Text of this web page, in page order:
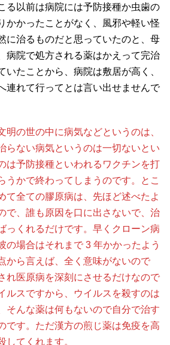
る以前は病院には予防接種か虫歯の
かかったことがなく、風邪や軽い怪
に治るものだと思っていたのと、母
病院で処方される薬はかえって完治
いたことから、病院は敷居が高く、
連れて行ってとは言い出せませんで
明の世の中に病気などというのは、
らない病気というのは一切ないとい
は予防接種といわれるワクチンを打
うかで終わってしまうのです。とこ
て全ての膠原病は、先ほど述べたよ
で、誰も原因を口に出さないで、治
っくれるだけです。早くクローン病
の場合はそれまで 3 年かかったよう
から言えば、全く意味がないので
れ医原病を深刻にさせるだけなので
ルスですから、ウイルスを殺すのは
そんな薬は何もないので自分で治す
です。ただ漢方の煎じ薬は免疫を高
してくれます。